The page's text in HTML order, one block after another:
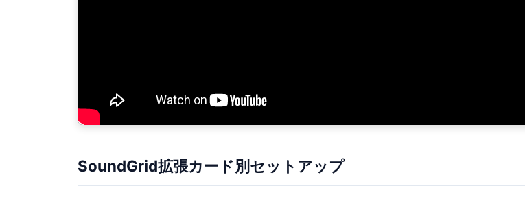
SoundGrid拡張カード別セットアップ